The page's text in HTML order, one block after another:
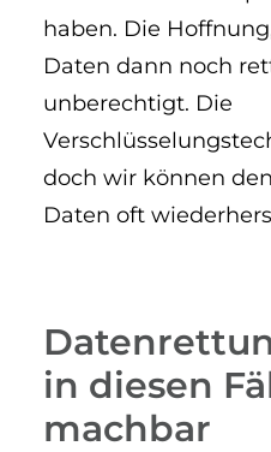
haben. Die
Daten dann noch
unberechtigt. Die
doch wir können
Daten oft
in diesen
machbar